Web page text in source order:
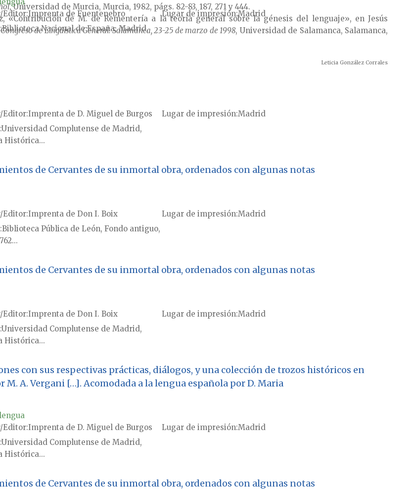
, Universidad de Murcia, Murcia, 1982, págs. 82-83, 187, 271 y 444.
«Contribución de M. de Rementería a la teoría general sobre la génesis del lenguaje», en Jesús
de Lingüística General. Salamanca, 23-25 de marzo de 1998, Universidad de Salamanca, Salamanca,
Leticia González Corrales
Editor Imprenta de Fuentenebro Lugar de impresión Madrid
Biblioteca Nacional de España, Madrid,
Editor Imprenta de D. Miguel de Burgos Lugar de impresión Madrid
Universidad Complutense de Madrid,
Histórica...
de Cervantes de su inmortal obra, ordenados con algunas notas
Editor Imprenta de Don I. Boix Lugar de impresión Madrid
Biblioteca Pública de León, Fondo antiguo,
de Cervantes de su inmortal obra, ordenados con algunas notas
Editor Imprenta de Don I. Boix Lugar de impresión Madrid
Universidad Complutense de Madrid,
Histórica...
con sus respectivas prácticas, diálogos, y una colección de trozos históricos en
A. Vergani […]. Acomodada a la lengua española por D. Maria
Editor Imprenta de D. Miguel de Burgos Lugar de impresión Madrid
Universidad Complutense de Madrid,
Histórica...
de Cervantes de su inmortal obra, ordenados con algunas notas